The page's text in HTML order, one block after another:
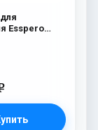
Esspero